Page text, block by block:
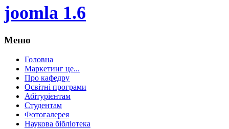
joomla 1.6
Меню
Головна
Маркетинг це...
Про кафедру
Освітні програми
Абітурієнтам
Студентам
Фотогалерея
Наукова бібліотека